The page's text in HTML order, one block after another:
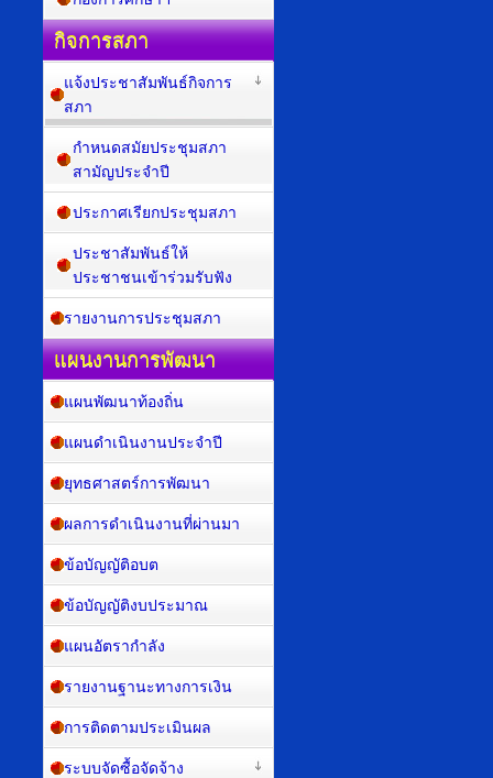
กิจการสภา
แจ้งประชาสัมพันธ์กิจการ
สภา
กำหนดสมัยประชุมสภา
สามัญประจำปี
ประกาศเรียกประชุมสภา
ประชาสัมพันธ์ให้
ประชาชนเข้าร่วมรับฟัง
รายงานการประชุมสภา
แผนงานการพัฒนา
แผนพัฒนาท้องถิ่น
แผนดำเนินงานประจำปี
ยุทธศาสตร์การพัฒนา
ผลการดำเนินงานที่ผ่านมา
ข้อบัญญัติอบต
ข้อบัญญัติงบประมาณ
แผนอัตรากำลัง
รายงานฐานะทางการเงิน
การติดตามประเมินผล
ระบบจัดซื้อจัดจ้าง